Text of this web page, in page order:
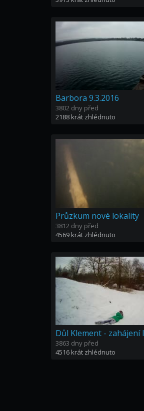
Barbora 9.3.2016
3802 dny před
2188 krát zhlédnuto
Průzkum nové lokality
3812 dny před
4569 krát zhlédnuto
3863 dny před
4516 krát zhlédnuto